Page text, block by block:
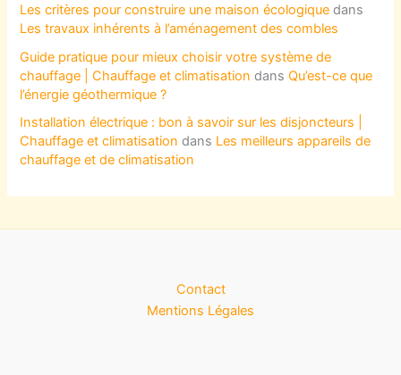
Les critères pour construire une maison écologique dans
Les travaux inhérents à l’aménagement des combles
Guide pratique pour mieux choisir votre système de
chauffage | Chauffage et climatisation dansQu’est-ce que
l’énergie géothermique ?
Installation électrique : bon à savoir sur les disjoncteurs |
Chauffage et climatisation dans Les meilleurs appareils de
chauffage et de climatisation
Contact
Mentions Légales